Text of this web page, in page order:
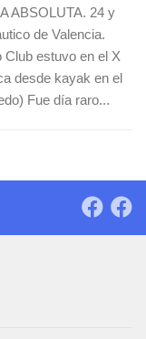
ABSOLUTA. 24 y
de Valencia.
estuvo en el X
desde kayak en el
Fue día raro...